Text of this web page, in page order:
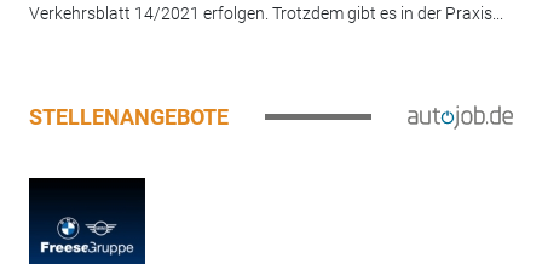
Verkehrsblatt 14/2021 erfolgen. Trotzdem gibt es in der Praxis...
STELLENANGEBOTE